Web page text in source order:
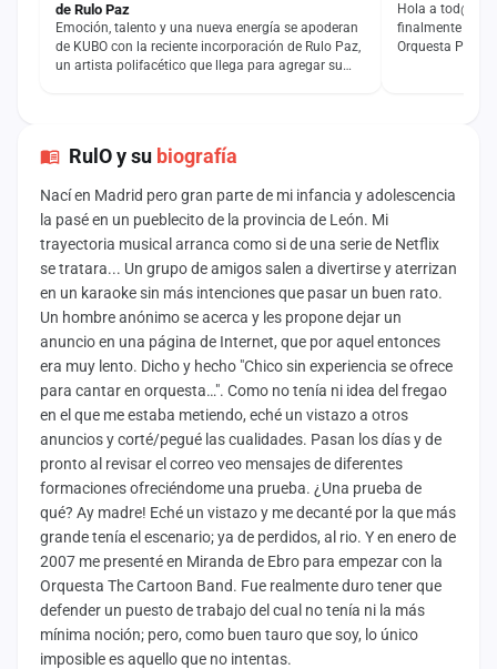
de Rulo Paz
Emoción, talento y una nueva energía se apoderan
de KUBO con la reciente incorporación de Rulo Paz,
un artista polifacético que llega para agregar su…
Hola a tod@s!!
finalmente no
Orquesta
RulO y su biografía
Nací en Madrid pero gran parte de mi infancia y adolescencia
la pasé en un pueblecito de la provincia de León. Mi
trayectoria musical arranca como si de una serie de Netflix
se tratara... Un grupo de amigos salen a divertirse y aterrizan
en un karaoke sin más intenciones que pasar un buen rato.
Un hombre anónimo se acerca y les propone dejar un
anuncio en una página de Internet, que por aquel entonces
era muy lento. Dicho y hecho "Chico sin experiencia se ofrece
para cantar en orquesta…". Como no tenía ni idea del fregao
en el que me estaba metiendo, eché un vistazo a otros
anuncios y corté/pegué las cualidades. Pasan los días y de
pronto al revisar el correo veo mensajes de diferentes
formaciones ofreciéndome una prueba. ¿Una prueba de
qué? Ay madre! Eché un vistazo y me decanté por la que más
grande tenía el escenario; ya de perdidos, al rio. Y en enero de
2007 me presenté en Miranda de Ebro para empezar con la
Orquesta The Cartoon Band. Fue realmente duro tener que
defender un puesto de trabajo del cual no tenía ni la más
mínima noción; pero, como buen tauro que soy, lo único
imposible es aquello que no intentas.